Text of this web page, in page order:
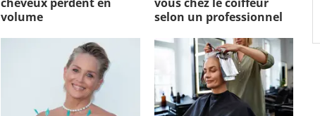
volume
selon un professionnel